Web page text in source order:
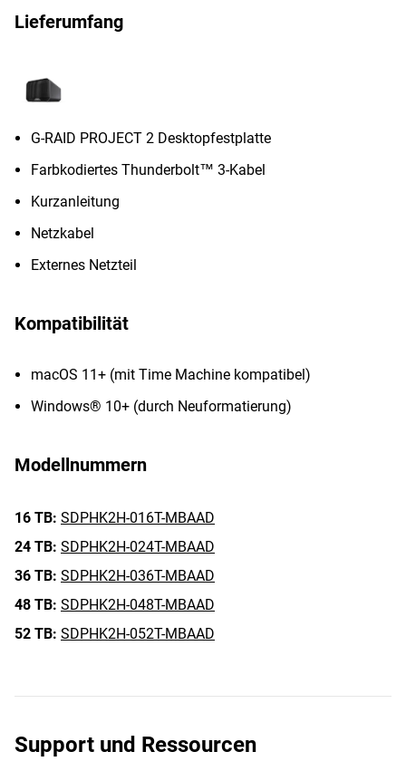
Lieferumfang
G-RAID PROJECT 2 Desktopfestplatte
Farbkodiertes Thunderbolt™ 3-Kabel
Kurzanleitung
Netzkabel
Externes Netzteil
Kompatibilität
macOS 11+ (mit Time Machine kompatibel)
Windows® 10+ (durch Neuformatierung)
Modellnummern
16 TB: SDPHK2H-016T-MBAAD
24 TB: SDPHK2H-024T-MBAAD
36 TB: SDPHK2H-036T-MBAAD
48 TB: SDPHK2H-048T-MBAAD
52 TB: SDPHK2H-052T-MBAAD
Support und Ressourcen